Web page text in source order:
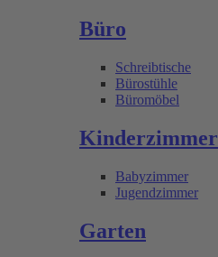
Büro
Schreibtische
Bürostühle
Büromöbel
Kinderzimmer
Babyzimmer
Jugendzimmer
Garten